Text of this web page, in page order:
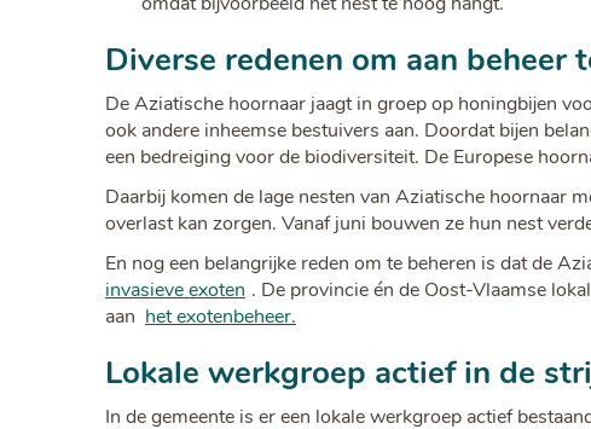
Diverse redenen om aan beheer
De Aziatische hoornaar jaagt in groep op honingbijen
ook andere inheemse bestuivers aan. Doordat bijen
een bedreiging voor de biodiversiteit. De Europese
Daarbij komen de lage nesten van Aziatische hoornaar
overlast kan zorgen. Vanaf juni bouwen ze hun nest
En nog een belangrijke reden om te beheren is dat de
invasieve exoten . De provincie én de Oost-Vlaamse
aan het exotenbeheer.
Lokale werkgroep actief in de
In de gemeente is er een lokale werkgroep actief